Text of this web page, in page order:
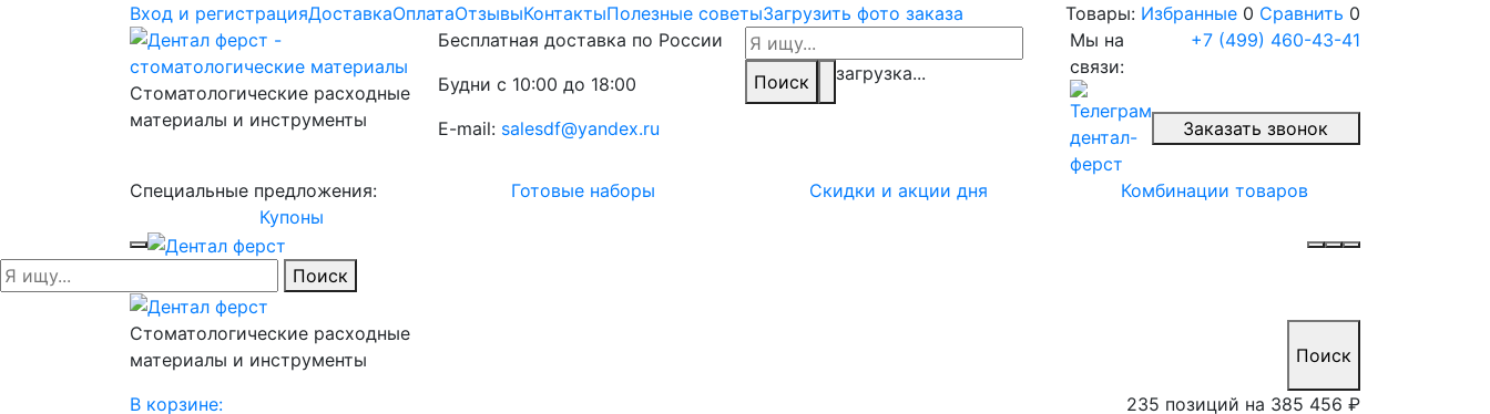
Вход и регистрацияДоставкаОплатаОтзывыКонтактыПолезные советыЗагрузить фото заказа Товары: Избранные 0 Сравнить 0
Стоматологические расходные
материалы и инструменты
Бесплатная доставка по России
Будни с 10:00 до 18:00
E-mail: salesdf@yandex.ru
Поиск загрузка...
Мы на
связи:
+7 (499) 460-43-41
Заказать звонок
Специальные предложения: Готовые наборы Скидки и акции дня
Комбинации товаров
Купоны
Поиск
Стоматологические расходные
материалы и инструменты
Поиск
В корзине: 235 позиций на 385 456 ₽